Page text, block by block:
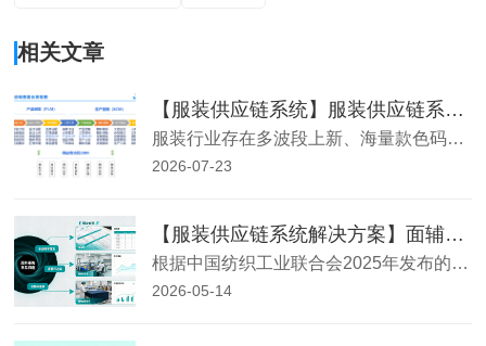
相关文章
【服装供应链系统】服装供应链系统 SCM 有哪些主要功能｜服饰 SCM 全模块详解
服装行业存在多波段上新、海量款色码SKU、面料批次缸差管控、外协工厂分散、ODM/OEM/小单快反混合经营等独有业务特征，通用制造业ERP很难适配服饰细分场景。专业服装供应链系统（服装SCM）融合PLM研发、PMC物料计划、SRM供应商协同、外协生产管控、供应链财务核算、数据看板等一体化能力，覆盖商
2026-07-23
【服装供应链系统解决方案】面辅料采购的“黑洞”怎么补？MRP自动算料告别积压与断料
根据中国纺织工业联合会2025年发布的《纺织服装行业供应链效率报告》，服装企业因采购计划不准确导致的面辅料库存积压和停工待料损失，平均占年营收的5%-8%，其中因物料短缺导致的订单延误占比高达34%。数据来源：中国纺织工业联合会官网。本文将从MRP物料需求运算、一键采购生成、采购进度跟踪三个模块，解
2026-05-14